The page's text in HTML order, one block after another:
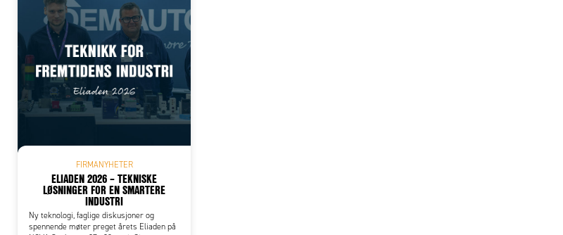
FIRMANYHETER
ELIADEN 2026 – TEKNISKE
LØSNINGER FOR EN SMARTERE
INDUSTRI
Ny teknologi, faglige diskusjoner og
spennende møter preget årets Eliaden på